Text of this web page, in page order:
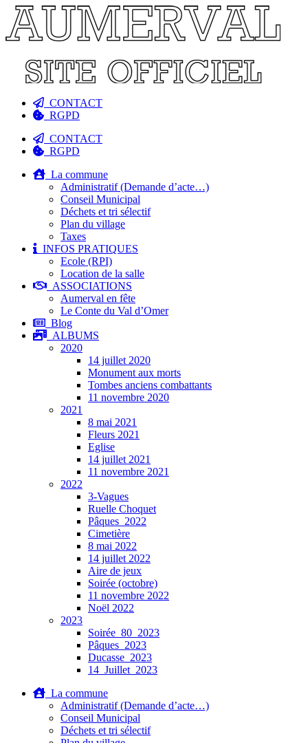
CONTACT
RGPD
CONTACT
RGPD
La commune
Administratif (Demande d’acte…)
Conseil Municipal
Déchets et tri sélectif
Plan du village
Taxes
INFOS PRATIQUES
Ecole (RPI)
Location de la salle
ASSOCIATIONS
Aumerval en fête
Le Conte du Val d’Omer
Blog
ALBUMS
2020
14 juillet 2020
Monument aux morts
Tombes anciens combattants
11 novembre 2020
2021
8 mai 2021
Fleurs 2021
Eglise
14 juillet 2021
11 novembre 2021
2022
3-Vagues
Ruelle Choquet
Pâques_2022
Cimetière
8 mai 2022
14 juillet 2022
Aire de jeux
Soirée (octobre)
11 novembre 2022
Noël 2022
2023
Soirée_80_2023
Pâques_2023
Ducasse_2023
14_Juillet_2023
La commune
Administratif (Demande d’acte…)
Conseil Municipal
Déchets et tri sélectif